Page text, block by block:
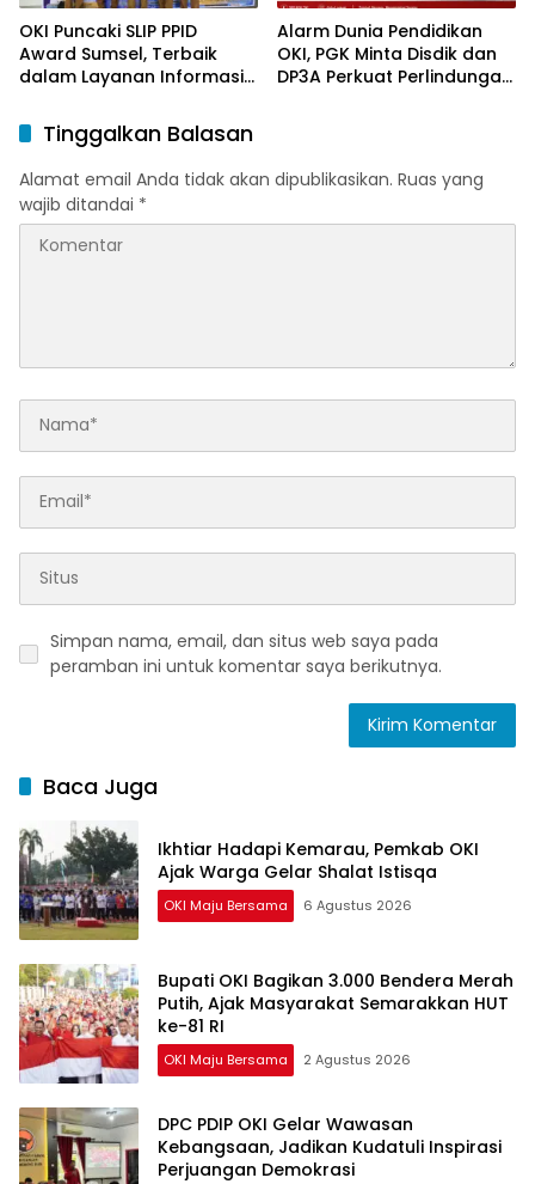
OKI Puncaki SLIP PPID
Award Sumsel, Terbaik
dalam Layanan Informasi
Alarm Dunia Pendidikan
OKI, PGK Minta Disdik dan
DP3A Perkuat Perlindungan
Tinggalkan Balasan
Alamat email Anda tidak akan dipublikasikan. Ruas yang
wajib ditandai *
Simpan nama, email, dan situs web saya pada
peramban ini untuk komentar saya berikutnya.
Baca Juga
Ikhtiar Hadapi Kemarau, Pemkab OKI
Ajak Warga Gelar Shalat Istisqa
OKI Maju Bersama 6 Agustus 2026
Bupati OKI Bagikan 3.000 Bendera Merah
Putih, Ajak Masyarakat Semarakkan HUT
ke-81 RI
OKI Maju Bersama 2 Agustus 2026
DPC PDIP OKI Gelar Wawasan
Kebangsaan, Jadikan Kudatuli Inspirasi
Perjuangan Demokrasi